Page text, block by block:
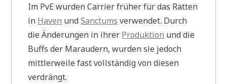
Im PvE wurden Carrier früher für das Ratten
in Haven undSanctums verwendet. Durch
die Änderungen in ihrer Produktion und die
Buffs der Maraudern, wurden sie jedoch
mittlerweile fast vollständig von diesen
verdrängt.